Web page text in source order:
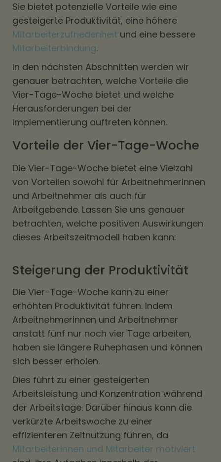
Sie bietet potenzielle Vorteile wie eine
gesteigerte Produktivität, eine höhere
Mitarbeiterzufriedenheit und eine bessere
Mitarbeiterbindung.
In den nächsten Abschnitten werden wir
genauer betrachten, welche Vorteile die
Vier-Tage-Woche bietet und welche
Herausforderungen bei der
Implementierung auftreten können.
Vorteile der Vier-Tage-Woche
Die Vier-Tage-Woche bietet eine Vielzahl
von Vorteilen sowohl für Arbeitnehmerinnen
und Arbeitnehmer als auch für
Arbeitgebende. Lassen Sie uns genauer
betrachten, welche positiven Auswirkungen
dieses Arbeitszeitmodell haben kann:
Steigerung der Produktivität
Die Vier-Tage-Woche kann zu einer
erhöhten Produktivität führen. Indem
Arbeitnehmerinnen und Arbeitnehmer
anstatt fünf nur noch vier Tage arbeiten,
haben sie längere Ruhephasen und können
sich besser erholen.
Dies führt zu einer gesteigerten
Arbeitsleistung und Konzentration während
der Arbeitstage. Darüber hinaus kann die
verkürzte Arbeitswoche zu einer
effizienteren Zeitnutzung führen, da
Mitarbeiterinnen und Mitarbeiter motiviert